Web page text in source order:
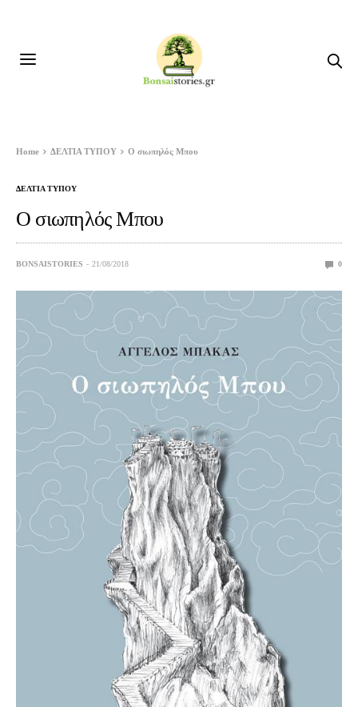
Home ΔΕΛΤΙΑ ΤΥΠΟΥ Ο σιωπηλός Μπου
ΔΕΛΤΙΑ ΤΥΠΟΥ
Ο σιωπηλός Μπου
BONSAISTORIES 21/08/2018 0